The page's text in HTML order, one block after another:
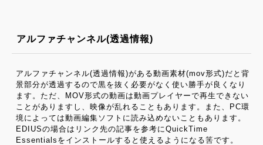
アルファチャンネル(透過情報)
アルファチャンネル(透過情報)がある動画素材(mov形式)だと背
景部分が透過するので黒を抜く必要がなく使い勝手が良くなり
ます。ただ、MOV形式の動画は動画プレイヤーで再生できない
ことがありますし、映像が乱れることもあります。また、PC環
境によっては動画編集ソフトに読み込めないこともあります。
EDIUSの場合はリンク先の記事を参考にQuickTime
Essentialsをインストールすると使えるようになる筈です。